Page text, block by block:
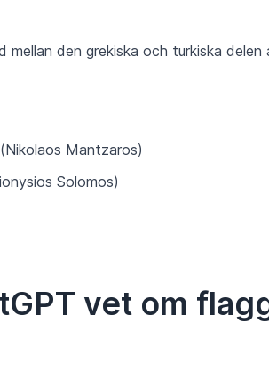
den grekiska och turkiska
Mantzaros)
Solomos)
vet om